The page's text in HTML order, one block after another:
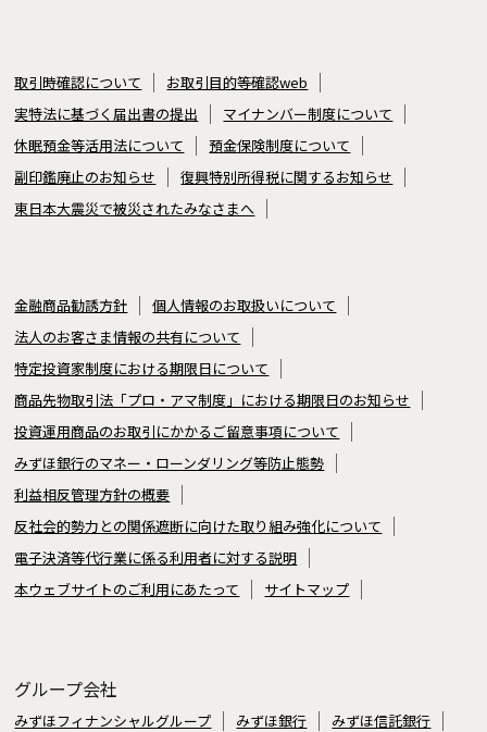
取引時確認について
お取引目的等確認web
実特法に基づく届出書の提出
マイナンバー制度について
休眠預金等活用法について
預金保険制度について
副印鑑廃止のお知らせ
復興特別所得税に関するお知らせ
東日本大震災で被災されたみなさまへ
金融商品勧誘方針
個人情報のお取扱いについて
法人のお客さま情報の共有について
特定投資家制度における期限日について
商品先物取引法「プロ・アマ制度」における期限日のお知らせ
投資運用商品のお取引にかかるご留意事項について
みずほ銀行のマネー・ローンダリング等防止態勢
利益相反管理方針の概要
反社会的勢力との関係遮断に向けた取り組み強化について
電子決済等代行業に係る利用者に対する説明
本ウェブサイトのご利用にあたって
サイトマップ
グループ会社
みずほフィナンシャルグループ みずほ銀行 みずほ信託銀行